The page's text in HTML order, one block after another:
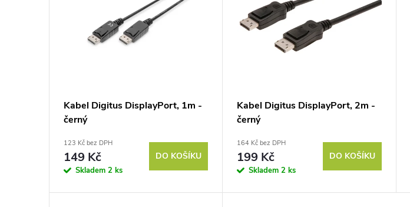
t
d
Kabel Digitus DisplayPort, 1m -
černý
123 Kč bez DPH
149 Kč
Skladem 2 ks
DO KOŠÍKU
Kabel Digitus DisplayPort, 2m -
černý
164 Kč bez DPH
199 Kč
Skladem2 ks
DO KOŠÍKU